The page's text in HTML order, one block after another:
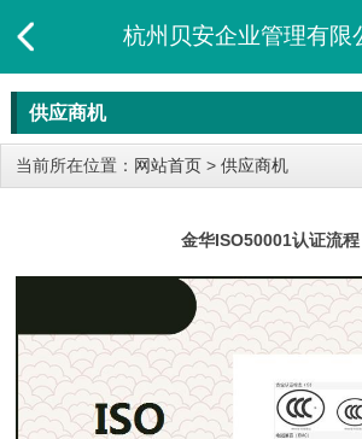
杭州贝安企业管理有限
供应商机
当前所在位置： 网站首页 > 供应商机
金华ISO50001认证流程